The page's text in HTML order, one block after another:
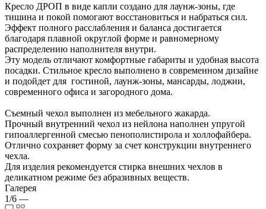
Кресло ДРОП в виде капли создано для лаунж-зоны, где
тишина и покой помогают восстановиться и набраться сил.
Эффект полного расслабления и баланса достигается
благодаря плавной округлой форме и равномерному
распределению наполнителя внутри.
Эту модель отличают комфортные габариты и удобная высота
посадки. Стильное кресло выполнено в современном дизайне
и подойдет для гостиной, лаунж-зоны, мансарды, лоджии,
современного офиса и загородного дома.
Съемный чехол выполнен из мебельного жакарда.
Прочный внутренний чехол из нейлона наполнен упругой
гипоаллергенной смесью пенополистирола и холлофайбера.
Отлично сохраняет форму за счет конструкции внутреннего
чехла.
Для изделия рекомендуется стирка внешних чехлов в
деликатном режиме без абразивных веществ.
Галерея
1/6 —